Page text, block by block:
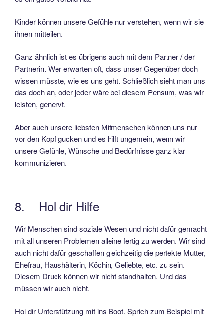
Kinder können unsere Gefühle nur verstehen, wenn wir sie
ihnen mitteilen.
Ganz ähnlich ist es übrigens auch mit dem Partner / der
Partnerin. Wer erwarten oft, dass unser Gegenüber doch
wissen müsste, wie es uns geht. Schließlich sieht man uns
das doch an, oder jeder wäre bei diesem Pensum, was wir
leisten, genervt.
Aber auch unsere liebsten Mitmenschen können uns nur
vor den Kopf gucken und es hilft ungemein, wenn wir
unsere Gefühle, Wünsche und Bedürfnisse ganz klar
kommunizieren.
8. Hol dir Hilfe
Wir Menschen sind soziale Wesen und nicht dafür gemacht
mit all unseren Problemen alleine fertig zu werden. Wir sind
auch nicht dafür geschaffen gleichzeitig die perfekte Mutter,
Ehefrau, Haushälterin, Köchin, Geliebte, etc. zu sein.
Diesem Druck können wir nicht standhalten. Und das
müssen wir auch nicht.
Hol dir Unterstützung mit ins Boot. Sprich zum Beispiel mit